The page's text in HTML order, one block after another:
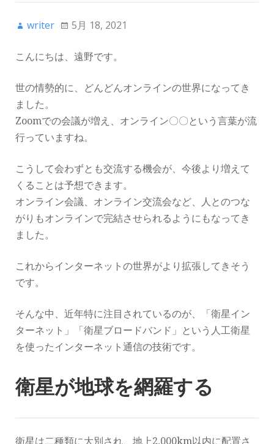
writer 5月 18, 2021
こんにちは、遠野です。
世の情勢的に、どんどんオンラインの世界になってき
ました。
Zoomでの会議が増え、オンライン〇〇という言葉が流
行っていますね。
こうして会わずとも交流する機会が、今後より増えて
くることは予想できます。
オンライン会議、オンライン交流会など、人とのつな
がりもオンラインで完結させられるようにもなってき
ました。
これからインターネットの世界がより拡張してきそう
です。
そんな中、近年特に注目されているのが、「衛星イン
ターネット」「衛星ブロードバンド」という人工衛星
を使ったインターネット通信の技術です。
衛星が地球を網羅する
衛星は二種類に大別され、地上2,000km以内に配置さ